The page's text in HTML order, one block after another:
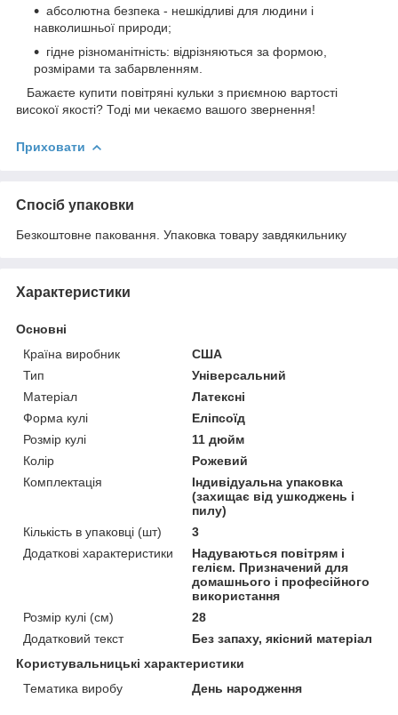
абсолютна безпека - нешкідливі для людини і
навколишньої природи;
гідне різноманітність: відрізняються за формою,
розмірами та забарвленням.
Бажаєте купити повітряні кульки з приємною вартості
високої якості? Тоді ми чекаємо вашого звернення!
Приховати
Спосіб упаковки
Безкоштовне паковання. Упаковка товару завдякильнику
Характеристики
Основні
Країна виробник
США
Тип
Універсальний
Матеріал
Латексні
Форма кулі
Еліпсоїд
Розмір кулі
11 дюйм
Колір
Рожевий
Комплектація
Індивідуальна упаковка
(захищає від ушкоджень і
пилу)
Кількість в упаковці (шт)
3
Додаткові характеристики
Надуваються повітрям і
гелієм. Призначений для
домашнього і професійного
використання
Розмір кулі (см)
28
Додатковий текст
Без запаху, якісний матеріал
Користувальницькі характеристики
Тематика виробу
День народження